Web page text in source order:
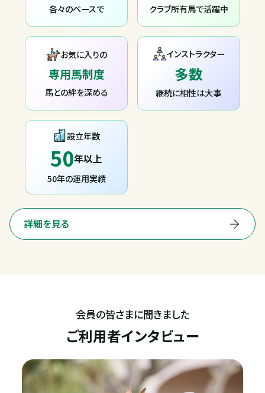
各々のペースで クラブ所有馬で活躍中
お気に入りの
専用馬制度
馬との絆を深める
インストラクター
多数
継続に相性は大事
設立年数
50年以上
50年の運用実績
詳細を見る
会員の皆さまに聞きました
ご利用者インタビュー